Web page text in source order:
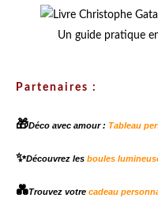
Un guide pratique
Partenaires :
🎁Déco avec amour : Tableau
✨Découvrez les boules
💑Trouvez votre cadeau